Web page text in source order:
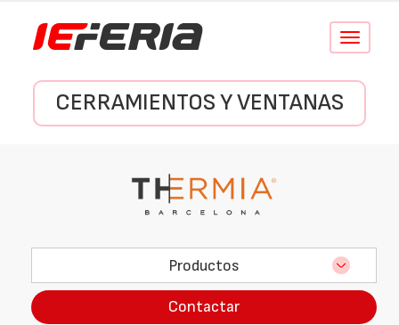
Conmutar
CERRAMIENTOS Y VENTANAS
Productos
Contactar